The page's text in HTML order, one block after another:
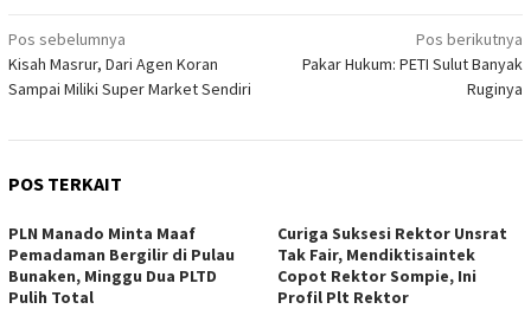
Navigasi
pos
Pos sebelumnya
Kisah Masrur, Dari Agen Koran
Sampai Miliki Super Market Sendiri
Pos berikutnya
Pakar Hukum: PETI Sulut Banyak
Ruginya
POS TERKAIT
PLN Manado Minta Maaf
Pemadaman Bergilir di Pulau
Bunaken, Minggu Dua PLTD
Pulih Total
Curiga Suksesi Rektor Unsrat
Tak Fair, Mendiktisaintek
Copot Rektor Sompie, Ini
Profil Plt Rektor